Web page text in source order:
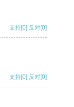
支持[0] 反对[0]
支持[0] 反对[0]